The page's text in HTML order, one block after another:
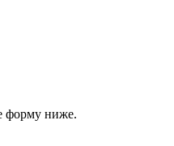
форму ниже.